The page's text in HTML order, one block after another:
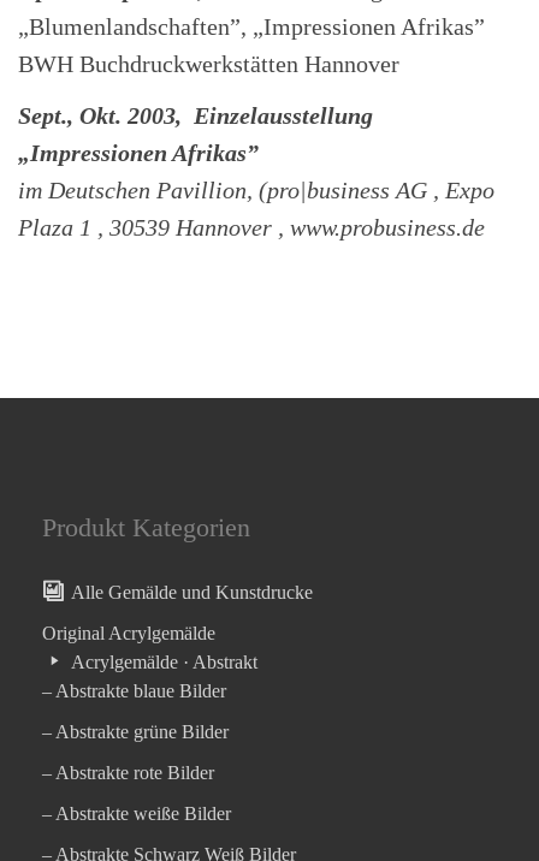
„Blumenlandschaften”, „Impressionen Afrikas”
BWH Buchdruckwerkstätten Hannover
Sept., Okt. 2003, Einzelausstellung
„Impressionen Afrikas”
im Deutschen Pavillion, (pro|business AG , Expo
Plaza 1 , 30539 Hannover , www.probusiness.de
Produkt Kategorien
Alle Gemälde und Kunstdrucke
Original Acrylgemälde
Acrylgemälde · Abstrakt
– Abstrakte blaue Bilder
– Abstrakte grüne Bilder
– Abstrakte rote Bilder
– Abstrakte weiße Bilder
– Abstrakte Schwarz Weiß Bilder